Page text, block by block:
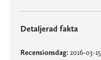
Detaljerad fakta
Recensionsdag: 2016-03-15